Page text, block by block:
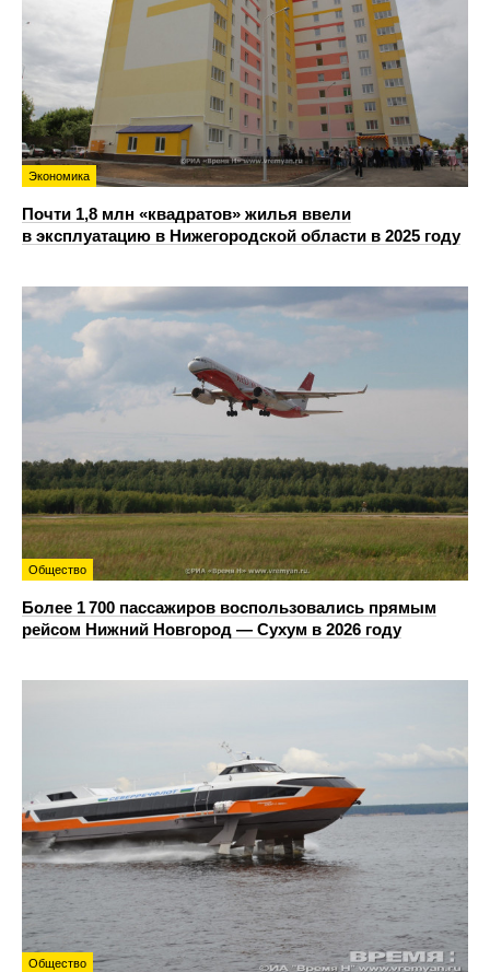
Экономика
Почти 1,8 млн «квадратов» жилья ввели
в эксплуатацию в Нижегородской области в 2025 году
Общество
Более 1 700 пассажиров воспользовались прямым
рейсом Нижний Новгород — Сухум в 2026 году
Общество